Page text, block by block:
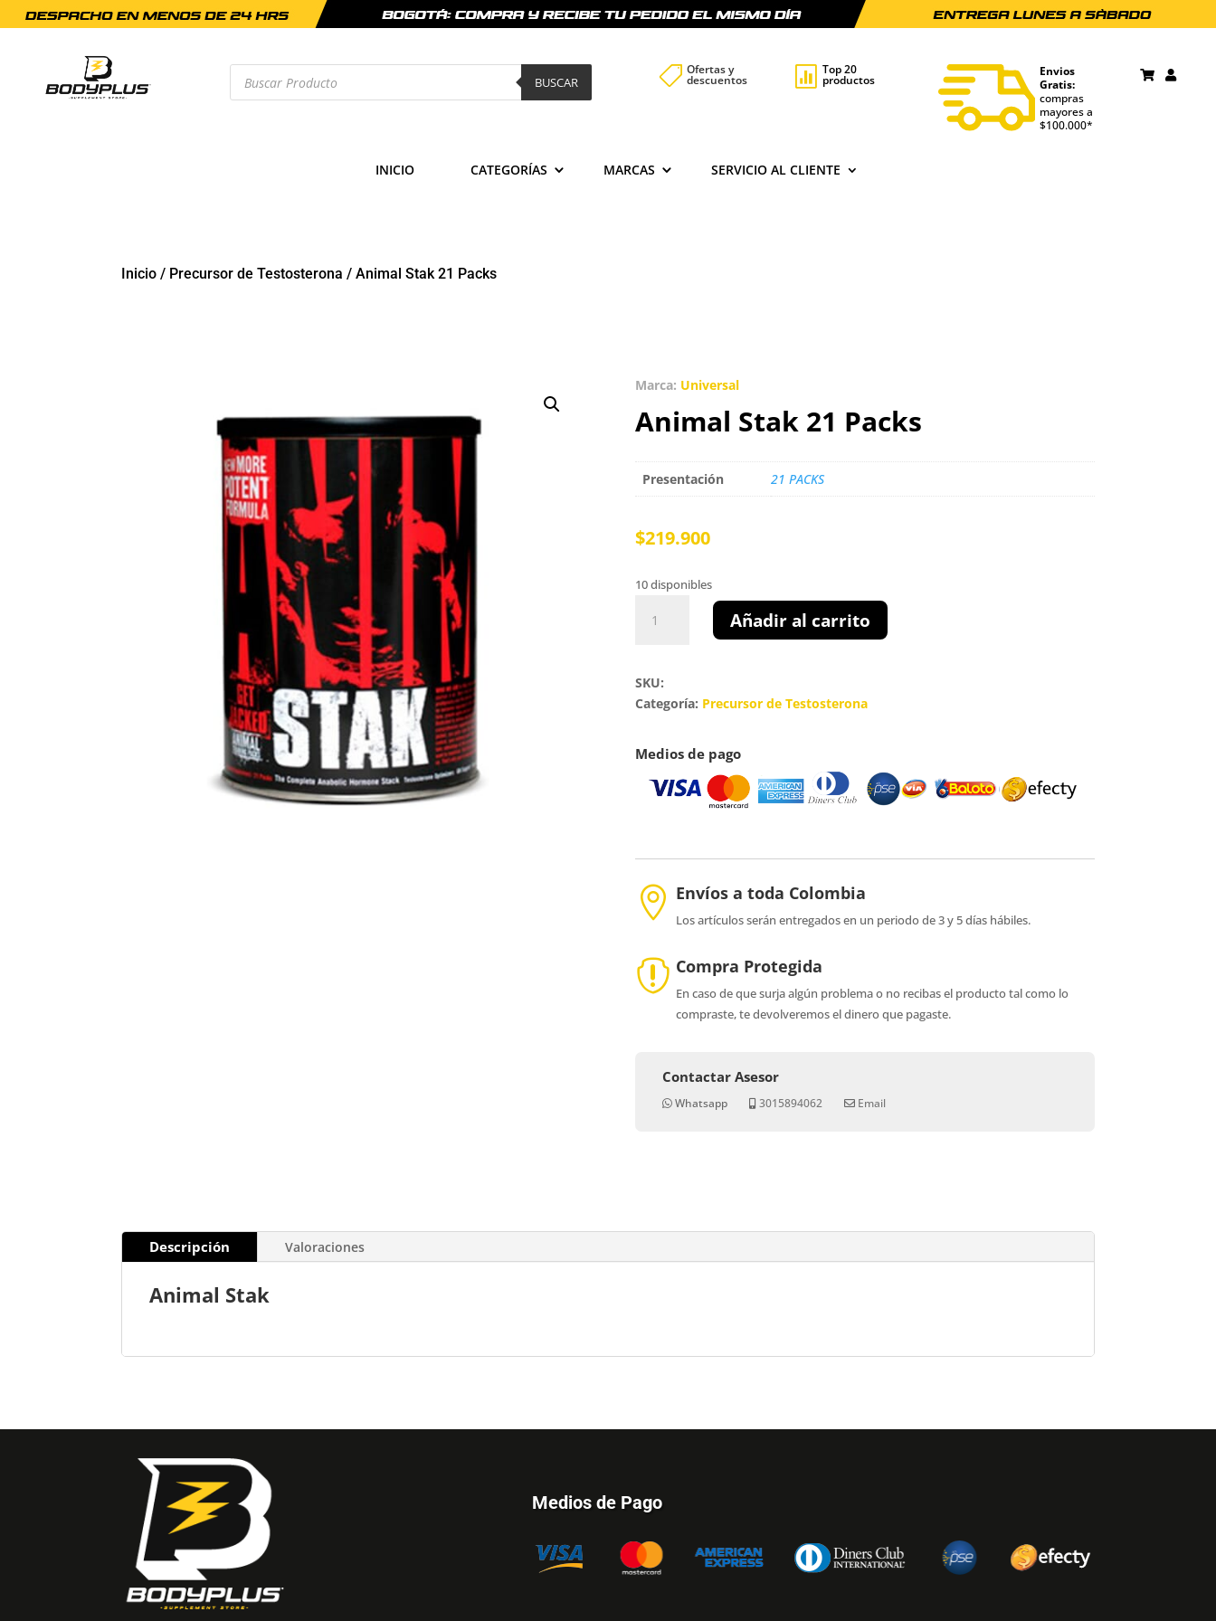
Búsqueda
BUSCAR  Ofertas y
descuentos  Top 20
productos
Envios
Gratis:
compras
mayores a
$100.000*
INICIO CATEGORÍAS MARCAS SERVICIO AL CLIENTE
Inicio / Precursor de Testosterona /Animal Stak 21 Packs
Marca: Universal
Animal Stak 21 Packs
Presentación 21 PACKS
$219.900
10 disponibles
Stak
cantidad
Añadir al carrito
SKU:
Categoría: Precursor de Testosterona
Medios de pago
 Envíos a toda Colombia
Los artículos serán entregados en un periodo de 3 y 5 días hábiles.
 Compra Protegida
En caso de que surja algún problema o no recibas el producto tal como lo
compraste, te devolveremos el dinero que pagaste.
Contactar Asesor
Whatsapp 3015894062 Email
Descripción Valoraciones
Animal Stak
Medios de Pago